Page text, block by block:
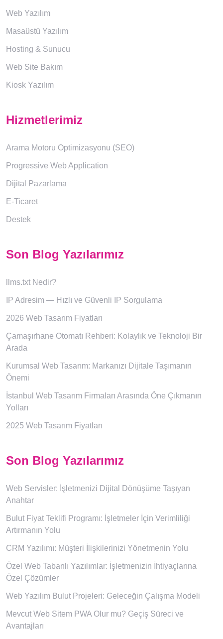
Web Yazılım
Masaüstü Yazılım
Hosting & Sunucu
Web Site Bakım
Kiosk Yazılım
Hizmetlerimiz
Arama Motoru Optimizasyonu (SEO)
Progressive Web Application
Dijital Pazarlama
E-Ticaret
Destek
Son Blog Yazılarımız
llms.txt Nedir?
IP Adresim — Hızlı ve Güvenli IP Sorgulama
2026 Web Tasarım Fiyatları
Çamaşırhane Otomatı Rehberi: Kolaylık ve Teknoloji Bir
Arada
Kurumsal Web Tasarım: Markanızı Dijitale Taşımanın
Önemi
İstanbul Web Tasarım Firmaları Arasında Öne Çıkmanın
Yolları
2025 Web Tasarım Fiyatları
Son Blog Yazılarımız
Web Servisler: İşletmenizi Dijital Dönüşüme Taşıyan
Anahtar
Bulut Fiyat Teklifi Programı: İşletmeler İçin Verimliliği
Artırmanın Yolu
CRM Yazılımı: Müşteri İlişkilerinizi Yönetmenin Yolu
Özel Web Tabanlı Yazılımlar: İşletmenizin İhtiyaçlarına
Özel Çözümler
Web Yazılım Bulut Projeleri: Geleceğin Çalışma Modeli
Mevcut Web Sitem PWA Olur mu? Geçiş Süreci ve
Avantajları